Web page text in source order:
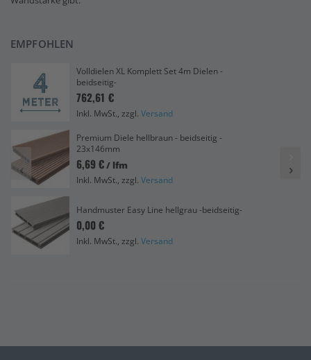
EMPFOHLEN
Volldielen XL Komplett Set 4m Dielen -
beidseitig-
762,61 €
Inkl. MwSt., zzgl. Versand
Premium Diele hellbraun - beidseitig -
23x146mm
6,69 €/ lfm
Inkl. MwSt., zzgl. Versand
Handmuster Easy Line hellgrau -beidseitig-
0,00 €
Inkl. MwSt., zzgl. Versand